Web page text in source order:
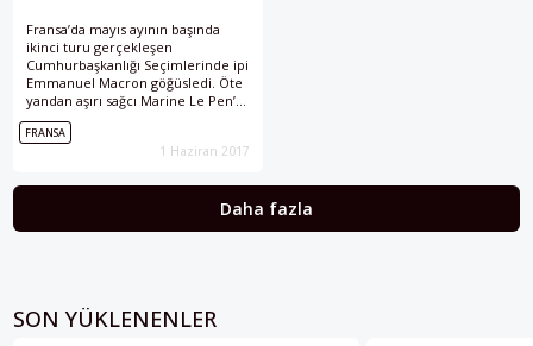
Fransa’da mayıs ayının başında
ikinci turu gerçekleşen
Cumhurbaşkanlığı Seçimlerinde ipi
Emmanuel Macron göğüsledi. Öte
yandan aşırı sağcı Marine Le Pen’e
oy veren 11 milyon seçmenin
motivasyonlarını incelemek önem
FRANSA
1 Haziran 2017
Daha fazla
SON YÜKLENENLER